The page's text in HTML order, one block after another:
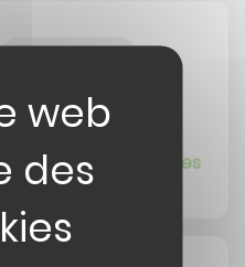
INFORMATION
Démarches naissances